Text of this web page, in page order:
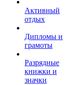
Активный
отдых
Дипломы и
грамоты
Разрядные
книжки и
значки